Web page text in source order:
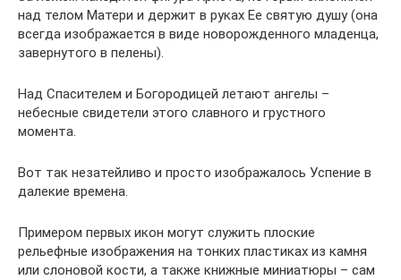
над телом Матери и держит в руках Ее святую душу (она
всегда изображается в виде новорожденного младенца,
завернутого в пелены).
Над Спасителем и Богородицей летают ангелы –
небесные свидетели этого славного и грустного
момента.
Вот так незатейливо и просто изображалось Успение в
далекие времена.
Примером первых икон могут служить плоские
рельефные изображения на тонких пластиках из камня
или слоновой кости, а также книжные миниатюры – сам